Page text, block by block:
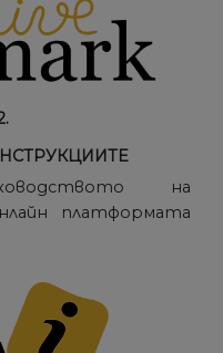
на
платформата